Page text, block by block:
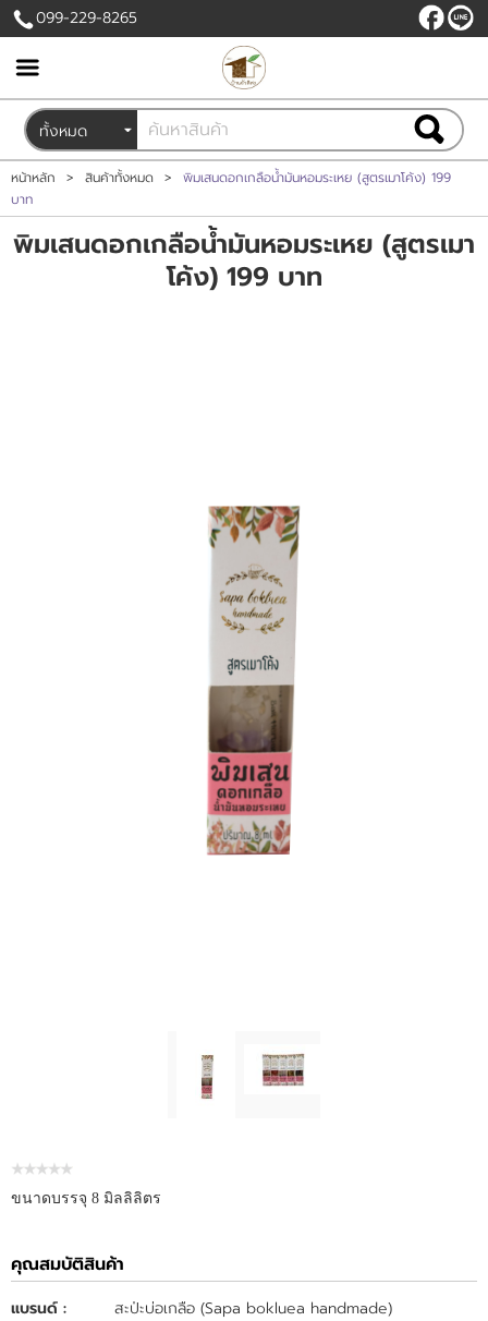
เข้าสู่ระบบ สมัครสมาชิก
สินค้าที่สนใจ( 0 )
หน้าหลัก
099-229-8265
หน้าหลัก > สินค้าทั้งหมด >
พิมเสนดอกเกลือน้ำมันหอมระเหย (สูตรเมาโค้ง) 199
บาท
พิมเสนดอกเกลือน้ำมันหอมระเหย (สูตรเมา
โค้ง) 199 บาท
ขนาดบรรจุ 8 มิลลิลิตร
คุณสมบัติสินค้า
แบรนด์ :
สะป่ะบ่อเกลือ (Sapa bokluea handmade)